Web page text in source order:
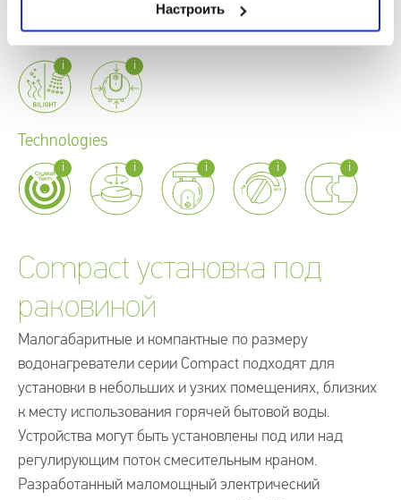
Настроить
Compact установка под
раковиной
Малогабаритные и компактные по размеру
водонагреватели серии Compact подходят для
установки в небольших и узких помещениях, близких
к месту использования горячей бытовой воды.
Устройства могут быть установлены под или над
регулирующим поток смесительным краном.
Разработанный маломощный электрический
Technologies